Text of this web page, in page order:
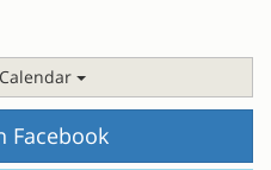
Facebook